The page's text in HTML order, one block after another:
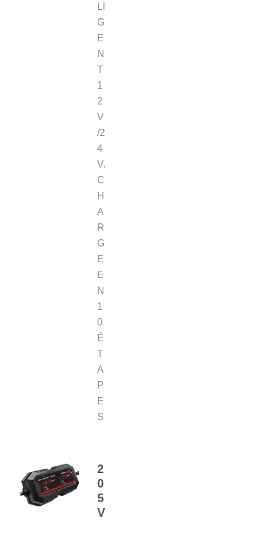
LI
G
E
N
T
1
2
V
/2
4
V.
C
H
A
R
G
E
E
N
1
0
É
T
A
P
E
S
2
0
5
V